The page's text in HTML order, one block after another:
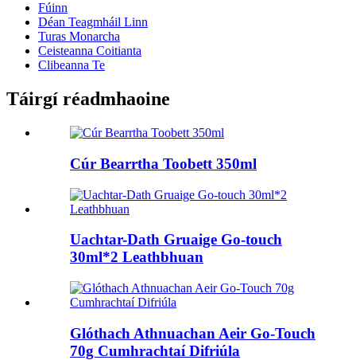
Fúinn
Déan Teagmháil Linn
Turas Monarcha
Ceisteanna Coitianta
Clibeanna Te
Táirgí réadmhaoine
Cúr Bearrtha Toobett 350ml
Uachtar-Dath Gruaige Go-touch
30ml*2 Leathbhuan
Glóthach Athnuachan Aeir Go-Touch
70g Cumhrachtaí Difriúla